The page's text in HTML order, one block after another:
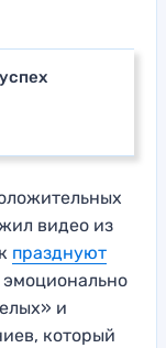
видео из
празднуют
и
который